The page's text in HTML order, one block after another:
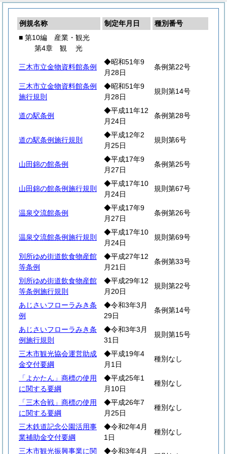
例規名称 制定年月日
種別番号
■ 第10編 産業・観光
第4章 観光
三木市立金物資料館条例
◆昭和51年9
月28日
条例第22号
三木市立金物資料館条例
施行規則
◆昭和51年9
月28日
規則第14号
道の駅条例
◆平成11年12
月24日
条例第28号
道の駅条例施行規則
◆平成12年2
月25日
規則第6号
山田錦の館条例
◆平成17年9
月27日
条例第25号
山田錦の館条例施行規則
◆平成17年10
月24日
規則第67号
温泉交流館条例
◆平成17年9
月27日
条例第26号
温泉交流館条例施行規則
◆平成17年10
月24日
規則第69号
別所ゆめ街道飲食物産館
等条例
◆平成27年12
月21日
条例第33号
別所ゆめ街道飲食物産館
等条例施行規則
◆平成29年12
月20日
規則第22号
あじさいフローラみき条
例
◆令和3年3月
29日
条例第14号
あじさいフローラみき条
例施行規則
◆令和3年3月
31日
規則第15号
三木市観光協会運営助成
金交付要綱
◆平成19年4
月1日
種別なし
「よかたん」商標の使用
に関する要綱
◆平成25年1
月10日
種別なし
「三木合戦」商標の使用
に関する要綱
◆平成26年7
月25日
種別なし
三木鉄道記念公園活用事
業補助金交付要綱
◆令和2年4月
1日
種別なし
三木市観光振興事業に関 ◆令和3年4月